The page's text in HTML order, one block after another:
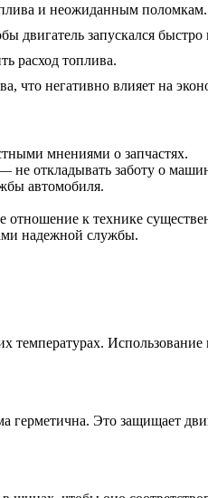
и неожиданным поломкам.
запускался быстро
расход топлива.
что негативно влияет на
мнениями о запчастях.
откладывать заботу о
автомобиля.
отношение к технике
надежной службы.
температурах.
Это защищает